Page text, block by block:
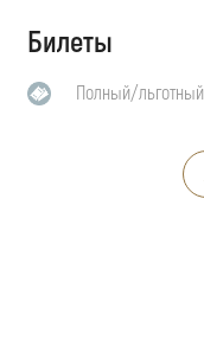
Билеты
Полный/льготный